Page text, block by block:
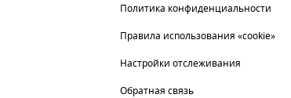
Политика конфиденциальности
Правила использования «cookie»
Настройки отслеживания
Обратная связь